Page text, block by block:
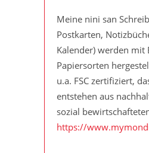
Meine nini san
Postkarten,
Kalender) werden mit
Papiersorten
u.a. FSC zertifiziert,
entstehen aus
sozial
https://